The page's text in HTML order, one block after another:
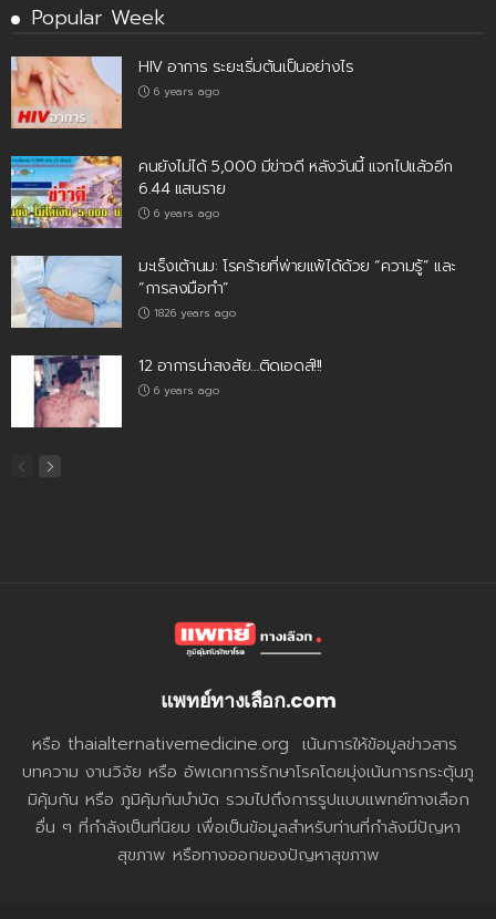
Popular Week
HIV อาการ ระยะเริ่มต้นเป็นอย่างไร
6 years ago
คนยังไม่ได้ 5,000 มีข่าวดี หลังวันนี้ แจกไปแล้วอีก
6.44 แสนราย
6 years ago
มะเร็งเต้านม: โรคร้ายที่พ่ายแพ้ได้ด้วย “ความรู้” และ
“การลงมือทำ”
1826 years ago
12 อาการน่าสงสัย…ติดเอดส์!!!
6 years ago
แพทย์ทางเลือก.com
หรือ thaialternativemedicine.org เน้นการให้ข้อมูลข่าวสาร
บทความ งานวิจัย หรือ อัพเดทการรักษาโรคโดยมุ่งเน้นการกระตุ้นภู
มิคุ้มกัน หรือ ภูมิคุ้มกันบำบัด รวมไปถึงการรูปแบบแพทย์ทางเลือก
อื่น ๆ ที่กำลังเป็นที่นิยม เพื่อเป็นข้อมูลสำหรับท่านที่กำลังมีปัญหา
สุขภาพ หรือทางออกของปัญหาสุขภาพ